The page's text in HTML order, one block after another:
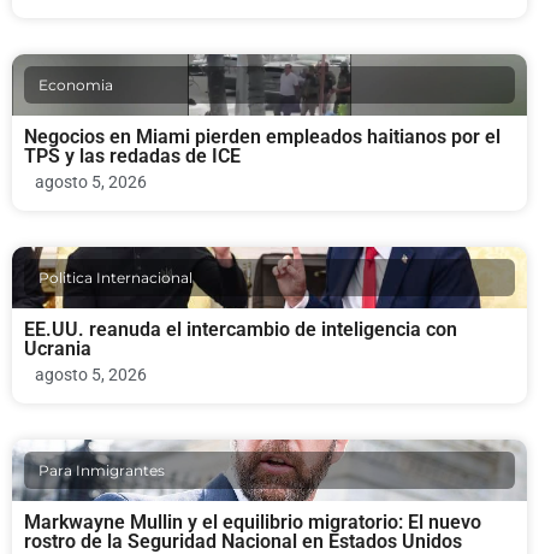
Economia
Negocios en Miami pierden empleados haitianos por el
TPS y las redadas de ICE
agosto 5, 2026
Politica Internacional
EE.UU. reanuda el intercambio de inteligencia con
Ucrania
agosto 5, 2026
Para Inmigrantes
Markwayne Mullin y el equilibrio migratorio: El nuevo
rostro de la Seguridad Nacional en Estados Unidos